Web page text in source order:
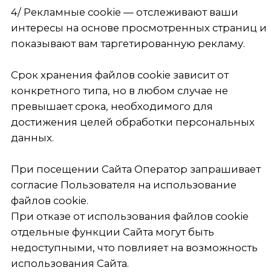
информацию на сервере, чтобы сделать работу
с сайтом более удобной и повысить его
Инструмент веб-аналитики Яндекс.Метрика,
который используется Компания на сайте,
позволяет собирать обезличенную
информацию об источниках трафика,
посещаемости сайта и оценивать
посетителей Яндекс.Метрика использует
которые сохраняются в файлах cookie. Более
Яндекс.Метрики содержится на странице
https://yandex.ru/support/metrica/general/cookie-
usage.html.
Отключение некоторых указанных типов
файлов cookie может привести к тому, что
использование отдельных разделов или
функций сайта станет невозможным, что